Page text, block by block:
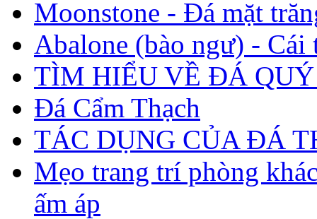
Moonstone - Đá mặt
Abalone (bào ngư) - Cái
TÌM HIỂU VỀ ĐÁ QUÝ
Đá Cẩm Thạch
TÁC DỤNG CỦA ĐÁ
Mẹo trang trí phòng
ấm áp